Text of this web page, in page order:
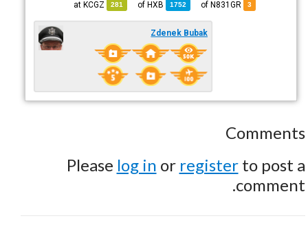
3
1752
HXB
281
KCGZ
Zdenek Bubak
Comments
Please log in or registerto post a
comment.